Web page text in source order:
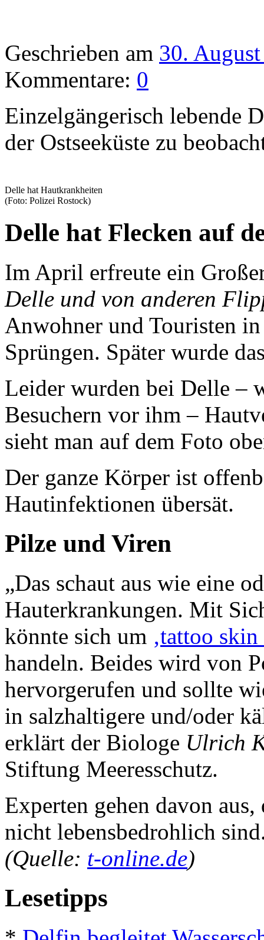
Geschrieben am 30.
Kommentare: 0
Einzelgängerisch lebende
der Ostseeküste zu
Delle hat Hautkrankheiten
(Foto: Polizei Rostock)
Delle hat Flecken auf
Im April erfreute ein
Delle und von anderen
Anwohner und Touristen
Sprüngen. Später wurde
Leider wurden bei Delle –
Besuchern vor ihm –
sieht man auf dem Foto
Der ganze Körper ist
Hautinfektionen übersät.
Pilze und Viren
„Das schaut aus wie eine
Hauterkrankungen. Mit
könnte sich um ‚tattoo skin
handeln. Beides wird von
hervorgerufen und sollte
in salzhaltigere und/oder
erklärt der Biologe Ulrich
Stiftung Meeresschutz.
Experten gehen davon
nicht lebensbedrohlich
(Quelle: t-online.de)
Lesetipps